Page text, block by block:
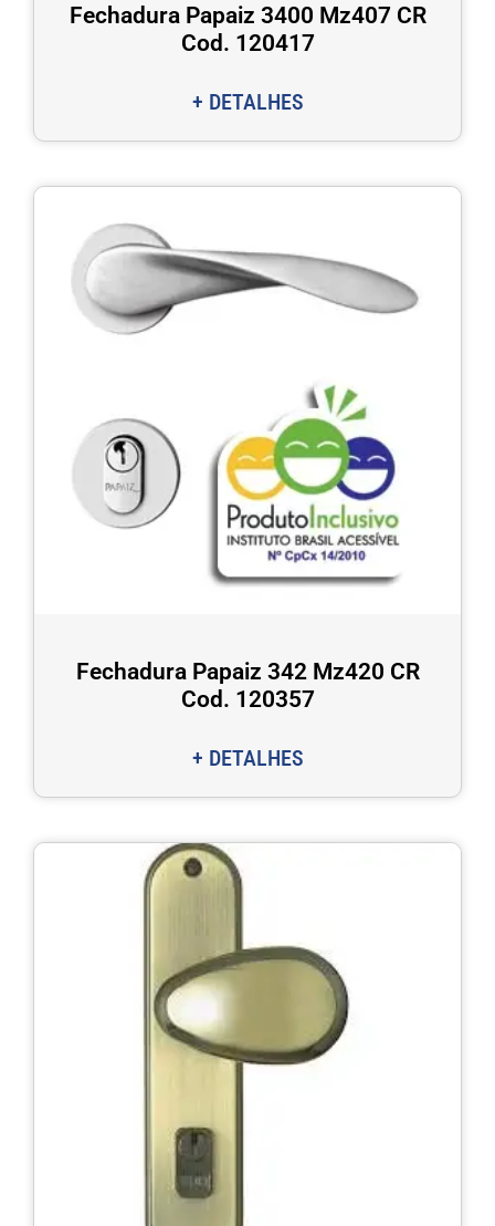
Fechadura Papaiz 3400 Mz407 CR
Cod. 120417
+ DETALHES
Fechadura Papaiz 342 Mz420 CR
Cod. 120357
+ DETALHES